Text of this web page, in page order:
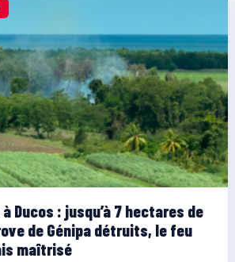
Ducos : jusqu’à 7 hectares de
de Génipa détruits, le feu
maîtrisé